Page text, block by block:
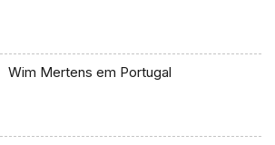
Wim Mertens em Portugal